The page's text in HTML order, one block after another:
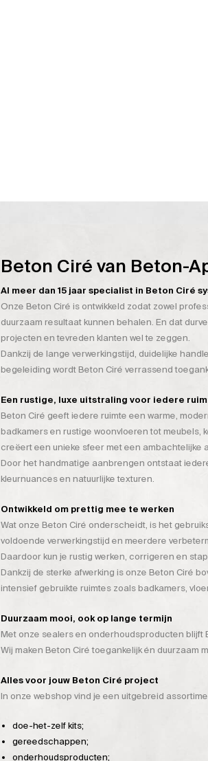
Beton Ciré van Beton-
Al meer dan 15 jaar specialist in Beton Ciré
Onze Beton Ciré is ontwikkeld zodat zowel
duurzaam resultaat kunnen behalen. En dat
projecten en tevreden klanten wel te zeggen.
Dankzij de lange verwerkingstijd, duidelijke
begeleiding wordt Beton Ciré verrassend
Een rustige, luxe uitstraling voor iedere
Beton Ciré geeft iedere ruimte een warme,
badkamers en rustige woonvloeren tot
creëert een unieke sfeer met een ambachtelijke
Door het handmatige aanbrengen ontstaat
kleurnuances en natuurlijke texturen.
Ontwikkeld om prettig mee te werken
Wat onze Beton Ciré onderscheidt, is het
voldoende verwerkingstijd en meerdere
Daardoor kun je rustig werken, corrigeren en
Dankzij de sterke afwerking is onze Beton Ciré
intensief gebruikte ruimtes zoals badkamers,
Duurzaam mooi, ook op lange termijn
Met onze sealers en onderhoudsproducten blijft
Wij maken Beton Ciré toegankelijk én duurzaam
Alles voor jouw Beton Ciré project
In onze webshop vind je een uitgebreid
doe-het-zelf kits;
gereedschappen;
onderhoudsproducten;